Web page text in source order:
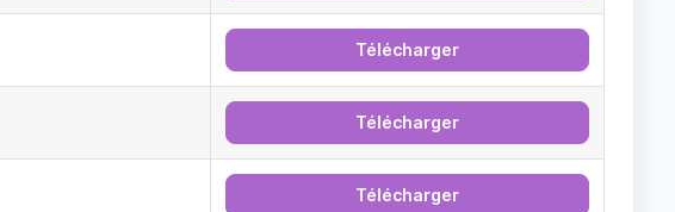
Télécharger
Télécharger
Télécharger